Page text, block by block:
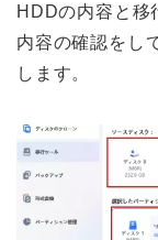
HDDの内容と移
内容の確認をし
します。